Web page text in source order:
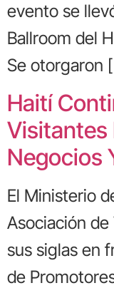
evento se
Ballroom del
Se otorgaron
Haití
Visitantes
Negocios
El Ministerio
Asociación
sus siglas en
de